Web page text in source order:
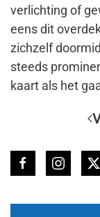
verlichting of
eens dit
zichzelf
steeds
kaart als het
Facebook link Instagram link